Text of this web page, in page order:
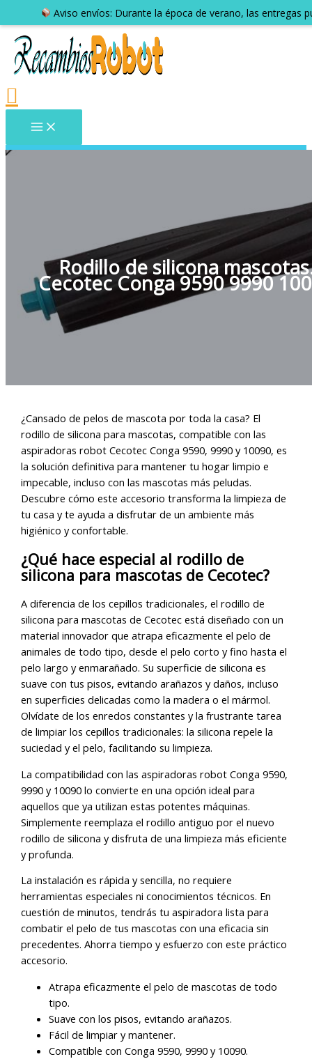
Aviso envíos: Durante la época de verano, las entregas
Rodillo de silicona
Cecotec Conga 9590 9990
¿Cansado de pelos de mascota por toda la casa? El
rodillo de silicona para mascotas, compatible con las
aspiradoras robot Cecotec Conga 9590, 9990 y 10090, es
la solución definitiva para mantener tu hogar limpio e
impecable, incluso con las mascotas más peludas.
Descubre cómo este accesorio transforma la limpieza de
tu casa y te ayuda a disfrutar de un ambiente más
higiénico y confortable.
¿Qué hace especial al rodillo de
silicona para mascotas de Cecotec?
A diferencia de los cepillos tradicionales, el rodillo de
silicona para mascotas de Cecotec está diseñado con un
material innovador que atrapa eficazmente el pelo de
animales de todo tipo, desde el pelo corto y fino hasta el
pelo largo y enmarañado. Su superficie de silicona es
suave con tus pisos, evitando arañazos y daños, incluso
en superficies delicadas como la madera o el mármol.
Olvídate de los enredos constantes y la frustrante tarea
de limpiar los cepillos tradicionales: la silicona repele la
suciedad y el pelo, facilitando su limpieza.
La compatibilidad con las aspiradoras robot Conga 9590,
9990 y 10090 lo convierte en una opción ideal para
aquellos que ya utilizan estas potentes máquinas.
Simplemente reemplaza el rodillo antiguo por el nuevo
rodillo de silicona y disfruta de una limpieza más eficiente
y profunda.
La instalación es rápida y sencilla, no requiere
herramientas especiales ni conocimientos técnicos. En
cuestión de minutos, tendrás tu aspiradora lista para
combatir el pelo de tus mascotas con una eficacia sin
precedentes. Ahorra tiempo y esfuerzo con este práctico
accesorio.
Atrapa eficazmente el pelo de mascotas de todo
tipo.
Suave con los pisos, evitando arañazos.
Fácil de limpiar y mantener.
Compatible con Conga 9590, 9990 y 10090.